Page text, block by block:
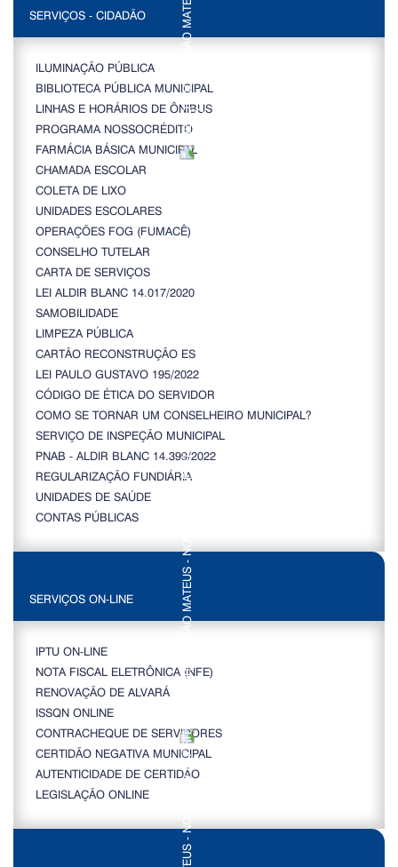
SERVIÇOS - CIDADÃO
ILUMINAÇÃO PÚBLICA
BIBLIOTECA PÚBLICA MUNICIPAL
LINHAS E HORÁRIOS DE ÔNIBUS
PROGRAMA NOSSOCRÉDITO
FARMÁCIA BÁSICA MUNICIPAL
CHAMADA ESCOLAR
COLETA DE LIXO
UNIDADES ESCOLARES
OPERAÇÕES FOG (FUMACÊ)
CONSELHO TUTELAR
CARTA DE SERVIÇOS
LEI ALDIR BLANC 14.017/2020
SAMOBILIDADE
LIMPEZA PÚBLICA
CARTÃO RECONSTRUÇÃO ES
LEI PAULO GUSTAVO 195/2022
CÓDIGO DE ÉTICA DO SERVIDOR
COMO SE TORNAR UM CONSELHEIRO MUNICIPAL?
SERVIÇO DE INSPEÇÃO MUNICIPAL
PNAB - ALDIR BLANC 14.399/2022
REGULARIZAÇÃO FUNDIÁRIA
UNIDADES DE SAÚDE
CONTAS PÚBLICAS
SERVIÇOS ON-LINE
IPTU ON-LINE
NOTA FISCAL ELETRÔNICA (NFE)
RENOVAÇÃO DE ALVARÁ
ISSQN ONLINE
CONTRACHEQUE DE SERVIDORES
CERTIDÃO NEGATIVA MUNICIPAL
AUTENTICIDADE DE CERTIDÃO
LEGISLAÇÃO ONLINE